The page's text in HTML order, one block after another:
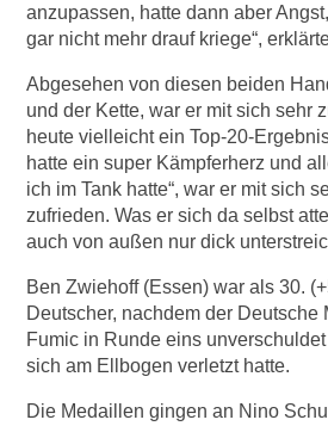
anzupassen, hatte dann aber
gar nicht mehr drauf kriege“,
Abgesehen von diesen beiden
und der Kette, war er mit sich sehr
heute vielleicht ein Top-20-
hatte ein super Kämpferherz und
ich im Tank hatte“, war er mit sich
zufrieden. Was er sich da selbst
auch von außen nur dick
Ben Zwiehoff (Essen) war als 30.
Deutscher, nachdem der Deutsche
Fumic in Runde eins
sich am Ellbogen verletzt hatte.
Die Medaillen gingen an Nino